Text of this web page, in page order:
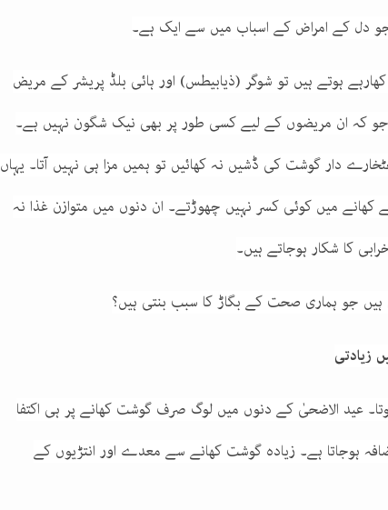
جو دل کے امراض کے اسباب میں سے ایک ہے۔
ہوتے ہیں تو شوگر (ذیابیطس) اور ہائی بلڈ پریشر کے مریض
کہ ان مریضوں کے لیے کسی طور پر بھی نیک شگون نہیں ہے۔
دار گوشت کی ڈشیں نہ کھائیں تو ہمیں مزا ہی نہیں آتا۔ یہاں
میں کوئی کسر نہیں چھوڑتے۔ ان دنوں میں متوازن غذا نہ
کا شکار ہوجاتے ہیں۔
جو ہماری صحت کے بگاڑ کا سبب بنتی ہیں؟
عید الاضحیٰ کے دنوں میں لوگ صرف گوشت کھانے پر ہی اکتفا
ہوجاتا ہے۔ زیادہ گوشت کھانے سے معدے اور انتڑیوں کے